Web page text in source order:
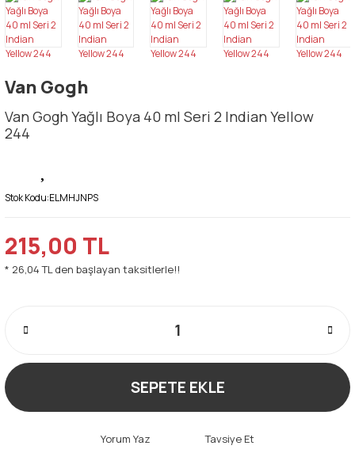
Van Gogh
Van Gogh Yağlı Boya 40 ml Seri 2 Indian Yellow
244
Stok Kodu:ELMHJNPS
215,00 TL
* 26,04 TL den başlayan taksitlerle!!
SEPETE EKLE
Yorum Yaz Tavsiye Et